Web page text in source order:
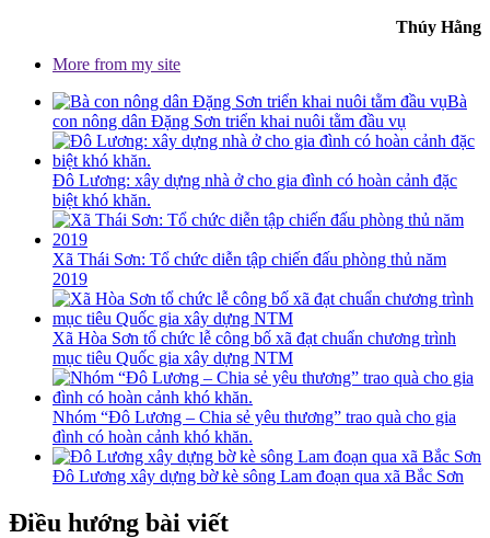
Thúy Hằng
More from my site
Bà
con nông dân Đặng Sơn triển khai nuôi tằm đầu vụ
Đô Lương: xây dựng nhà ở cho gia đình có hoàn cảnh đặc
biệt khó khăn.
Xã Thái Sơn: Tổ chức diễn tập chiến đấu phòng thủ năm
2019
Xã Hòa Sơn tổ chức lễ công bố xã đạt chuẩn chương trình
mục tiêu Quốc gia xây dựng NTM
Nhóm “Đô Lương – Chia sẻ yêu thương” trao quà cho gia
đình có hoàn cảnh khó khăn.
Đô Lương xây dựng bờ kè sông Lam đoạn qua xã Bắc Sơn
Điều hướng bài viết